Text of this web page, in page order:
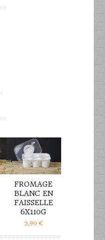
FROMAGE
BLANC EN
FAISSELLE
6X110G
3,90 €